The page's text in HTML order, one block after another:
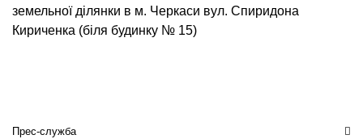
земельної ділянки в м. Черкаси вул. Спиридона
Кириченка (біля будинку № 15)
Прес-служба